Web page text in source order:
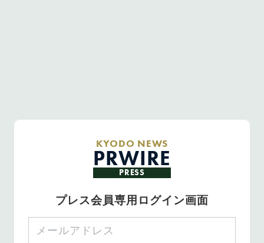
KYODO NEWS
PRWIRE
PRESS
プレス会員専用ログイン画面